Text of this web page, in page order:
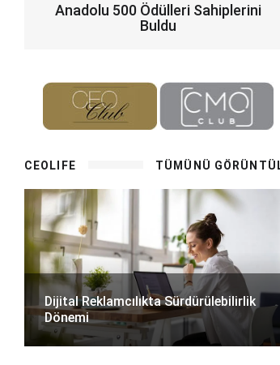
Anadolu 500 Ödülleri Sahiplerini
Buldu
CEOLIFE TÜMÜNÜ
Dijital Reklamcılıkta Sürdürülebilirlik
Dönemi